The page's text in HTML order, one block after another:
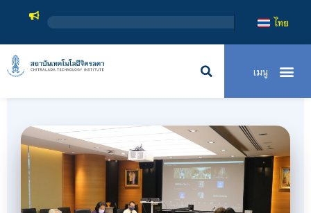
สถาบันเทคโนโลยีจิตรลดา เ
ไทย